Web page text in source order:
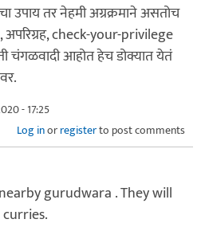
उपाय तर नेहमी अग्रक्रमाने असतोच
check-your-privilege
चंगळवादी आहोत हेच डोक्यात येतं
- 17:25
Log inorregisterto post comments
gurudwara . They will